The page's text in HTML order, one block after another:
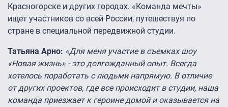
Красногорске и других городах. «Команда мечты»
ищет участников со всей России, путешествуя по
стране в специальной передвижной студии.
Татьяна Арно: «Для меня участие в съемках шоу
«Новая жизнь» - это долгожданный опыт. Всегда
хотелось поработать с людьми напрямую. В отличие
от других проектов, где все происходит в студии, наша
команда приезжает к героине домой и оказывается на